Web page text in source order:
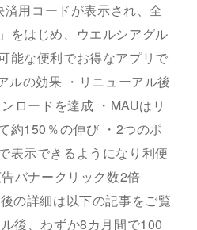
用コードが表示され、全
をはじめ、ウエルシアグル
能な便利でお得なアプリで
ルの効果 ・リニューアル後
ロードを達成 ・MAUはリ
約150％の伸び ・2つのポ
表示できるようになり利便
バナークリック数2倍
の詳細は以下の記事をご覧
後、わずか8カ月間で100